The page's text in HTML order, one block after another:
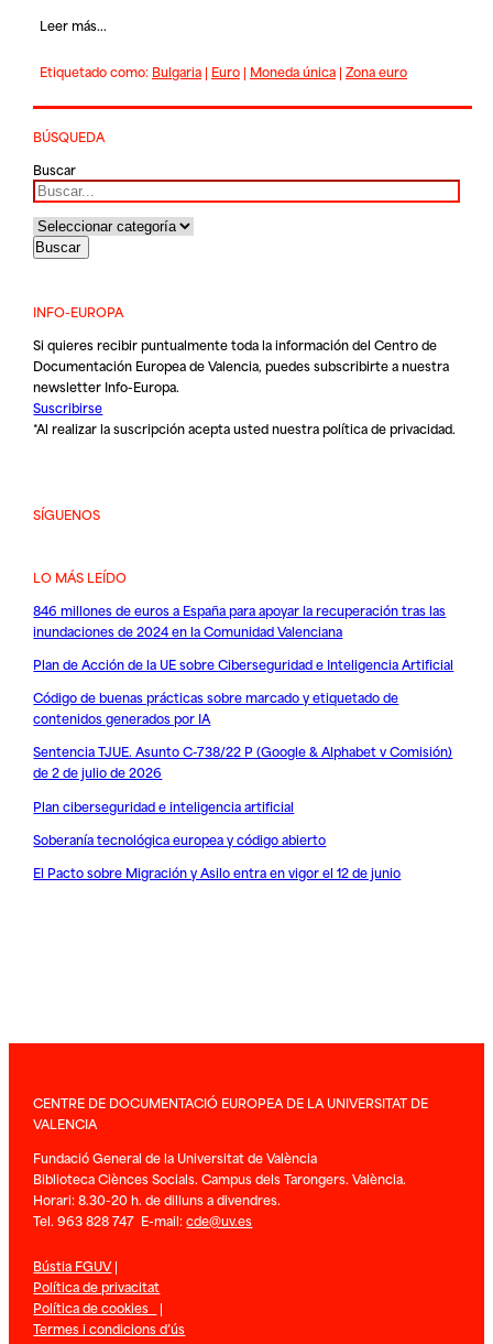
Leer más...
Etiquetado como: Bulgaria| Euro| Moneda única| Zona euro
BÚSQUEDA
Buscar
INFO-EUROPA
Si quieres recibir puntualmente toda la información del Centro de
Documentación Europea de Valencia, puedes subscribirte a nuestra
newsletter Info-Europa.
Suscribirse
*Al realizar la suscripción acepta usted nuestrapolítica de privacidad.
SÍGUENOS
LO MÁS LEÍDO
846 millones de euros a España para apoyar la recuperación tras las
inundaciones de 2024 en la Comunidad Valenciana
Plan de Acción de la UE sobre Ciberseguridad e Inteligencia Artificial
Código de buenas prácticas sobre marcado y etiquetado de
contenidos generados por IA
Sentencia TJUE. Asunto C-738/22 P (Google & Alphabet v Comisión)
de 2 de julio de 2026
Plan ciberseguridad e inteligencia artificial
Soberanía tecnológica europea y código abierto
El Pacto sobre Migración y Asilo entra en vigor el 12 de junio
CENTRE DE DOCUMENTACIÓ EUROPEA DE LA UNIVERSITAT DE
VALENCIA
Fundació General de la Universitat de València
Biblioteca Ciènces Socials. Campus dels Tarongers. València.
Horari: 8.30-20 h. de dilluns a divendres.
Tel. 963 828 747 E-mail:cde@uv.es
Bústia FGUV|
Política de privacitat
Política de cookies |
Termes i condicions d’ús